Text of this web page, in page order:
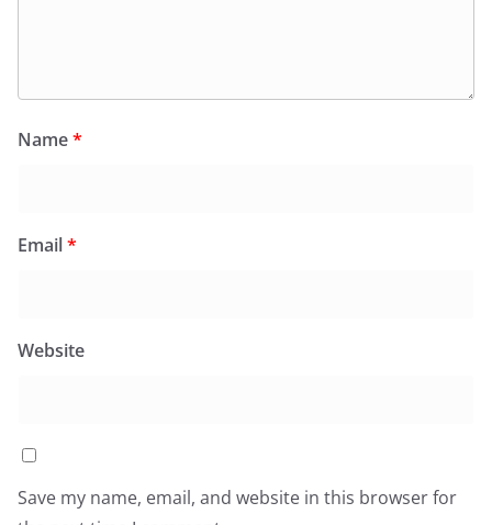
Name*
Email*
Website
Save my name, email, and website in this browser for